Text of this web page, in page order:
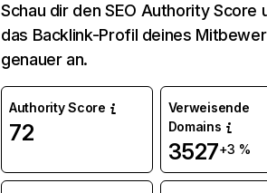
Schau dir den SEO Authority Score
das Backlink-Profil deines
genauer an.
Authority Score
72
Verweisende
Domains
3527+3 %